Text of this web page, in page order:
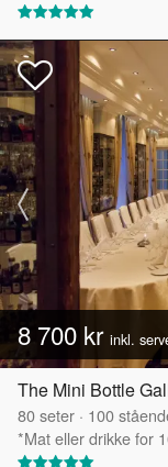
8 700 kr inkl.
The Mini Bottle
80seter · 100
*Mat eller drikke for